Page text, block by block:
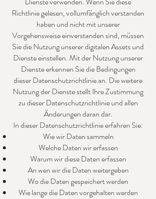
Richtlinie gelesen, vollumfänglich verstanden
haben und nicht mit unserer
Vorgehensweise einverstanden sind, müssen
Sie die Nutzung unserer digitalen Assets und
Dienste einstellen. Mit der Nutzung unserer
Dienste erkennen Sie die Bedingungen
dieser Datenschutzrichtlinie an. Die weitere
Nutzung der Dienste stellt Ihre Zustimmung
zu dieser Datenschutzrichtlinie und allen
Änderungen daran dar.
In dieser Datenschutzrichtlinie erfahren Sie:
Wie wir Daten sammeln
Welche Daten wir erfassen
Warum wir diese Daten erfassen
An wen wir die Daten weitergeben
Wo die Daten gespeichert werden
Wie lange die Daten vorgehalten werden